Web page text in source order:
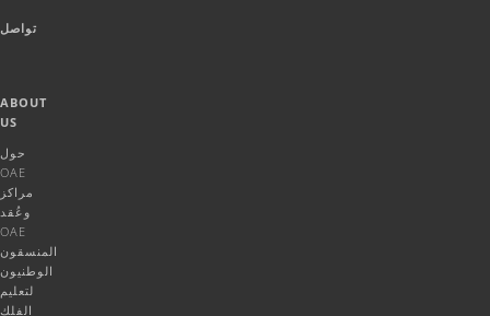
تواصل
ABOUT
US
حول
OAE
مراكز
وعُقد
OAE
المنسقون
الوطنيون
لتعليم
الفلك